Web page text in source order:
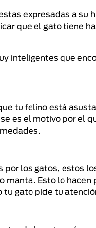
expresadas a su
que el gato tiene
inteligentes que
tu felino está
es el motivo por el
por los gatos, estos
manta. Esto lo
tu gato pide tu